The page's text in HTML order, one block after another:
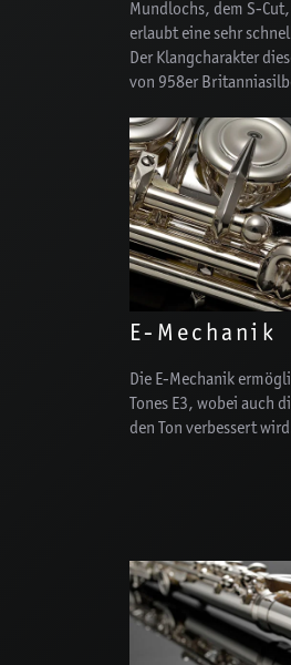
Mundlochs, dem S-
erlaubt eine sehr
Der Klangcharakter
von 958er
E-Mechanik
Die E-Mechanik
Tones E3, wobei auch
den Ton verbessert